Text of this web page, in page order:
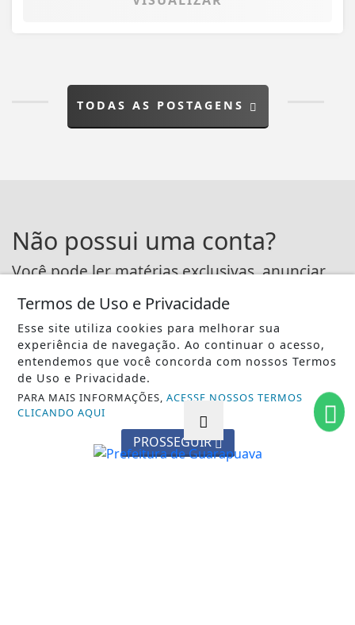
TODAS AS POSTAGENS
Não possui uma conta?
Você pode ler matérias exclusivas, anunciar
CRIAR MINHA CONTA
Termos de Uso e Privacidade
Esse site utiliza cookies para melhorar sua
experiência de navegação. Ao continuar o acesso,
entendemos que você concorda com nossos Termos
de Uso e Privacidade.
PARA MAIS INFORMAÇÕES,ACESSE NOSSOS TERMOS
CLICANDO AQUI
PROSSEGUIR